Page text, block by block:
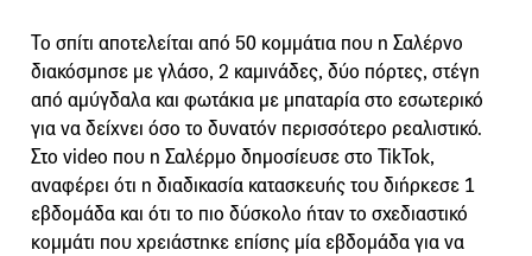
Το σπίτι αποτελείται από 50 κομμάτια που η Σαλέρνο
διακόσμησε με γλάσο, 2 καμινάδες, δύο πόρτες, στέγη
από αμύγδαλα και φωτάκια με μπαταρία στο εσωτερικό
για να δείχνει όσο το δυνατόν περισσότερο ρεαλιστικό.
Στο video που η Σαλέρμο δημοσίευσε στο TikTok,
αναφέρει ότι η διαδικασία κατασκευής του διήρκεσε 1
εβδομάδα και ότι το πιο δύσκολο ήταν το σχεδιαστικό
κομμάτι που χρειάστηκε επίσης μία εβδομάδα για να